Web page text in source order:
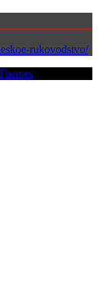
rukovodstvo/